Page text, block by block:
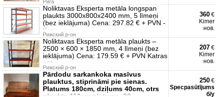
Рига
Noliktavas Eksperta metāla longspan
plaukts 3000x800x2400 mm, 5 līmeņi
(bez ieklājuma) Cena: 297.82 € + PVN -
Krav
Рижский р-он
360 €
Kimer
нов.
Noliktavas Eksperta metāla plaukts –
2500 × 600 × 1850 mm, 4 līmeņi (bez
ieklājuma) Cena: 179.59 € + PVN Katras
nāka
Рижский р-он
207 €
Kimer
нов.
Pārdodu sarkankoka masīvus
plauktus, stiprināmi pie sienas.
Platums 180cm, dziļums 40cm, otrs
250 €
Specpasūtījums
б/у